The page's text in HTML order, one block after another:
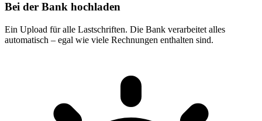
Bei der Bank hochladen
Ein Upload für alle Lastschriften. Die Bank verarbeitet alles
automatisch – egal wie viele Rechnungen enthalten sind.